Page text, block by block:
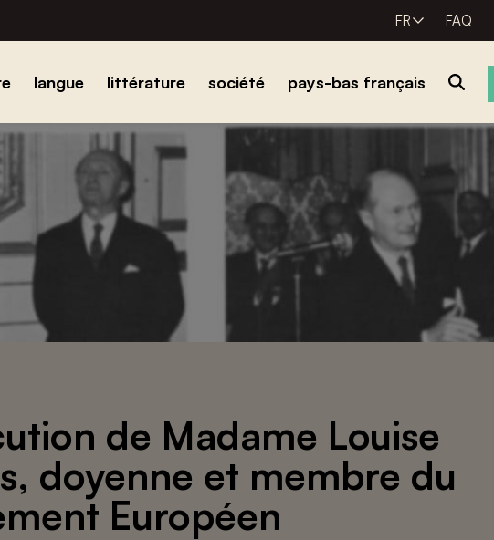
FR FAQ
langue littérature société pays-bas français
de Madame Louise
doyenne et membre du
Européen